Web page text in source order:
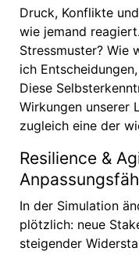
Druck, Konflikte
wie jemand
Stressmuster? Wie
ich
Diese
Wirkungen unserer
zugleich eine der
Resilience &
In der Simulation
plötzlich: neue
steigender